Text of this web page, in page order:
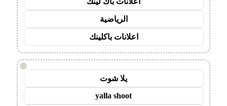
الرياضية
اعلانات باكلينك
!
يلا شوت
yalla shoot